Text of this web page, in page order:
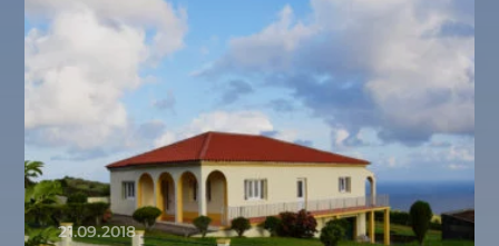
21.09.2018